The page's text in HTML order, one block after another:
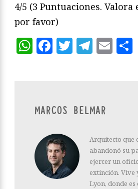
4/5 (3 Puntuaciones.
por favor)
WhatsApp
Facebook
Twitter
MARCOS BELMAR
Arquitecto que
abandonó su
ejercer un
extinción. Vive
Lyon, donde es